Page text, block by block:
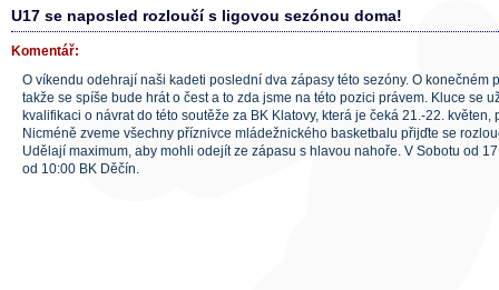
U17 se naposled rozloučí s ligovou sezónou doma!
Komentář:
O víkendu odehrají naši kadeti poslední dva zápasy této sezóny. O konečném
takže se spíše bude hrát o čest a to zda jsme na této pozici právem. Kluce se
kvalifikaci o návrat do této soutěže za BK Klatovy, která je čeká 21.-22. květen,
Nicméně zveme všechny příznivce mládežnického basketbalu přijďte se
Udělají maximum, aby mohli odejít ze zápasu s hlavou nahoře. V Sobotu od
od 10:00 BK Děčín.